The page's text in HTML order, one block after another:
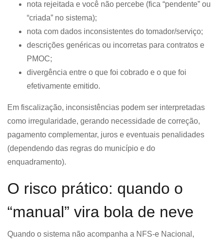
nota rejeitada e você não percebe (fica “pendente” ou
“criada” no sistema);
nota com dados inconsistentes do tomador/serviço;
descrições genéricas ou incorretas para contratos e
PMOC;
divergência entre o que foi cobrado e o que foi
efetivamente emitido.
Em fiscalização, inconsistências podem ser interpretadas
como irregularidade, gerando necessidade de correção,
pagamento complementar, juros e eventuais penalidades
(dependendo das regras do município e do
enquadramento).
O risco prático: quando o
“manual” vira bola de neve
Quando o sistema não acompanha a NFS-e Nacional,